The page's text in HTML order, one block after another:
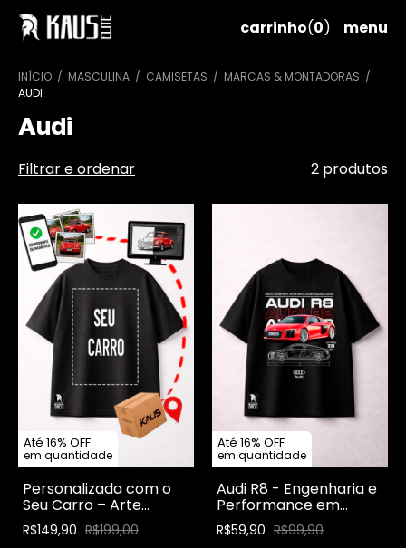
menu
carrinho(0)
INÍCIO / MASCULINA / CAMISETAS / MARCAS & MONTADORAS /
AUDI
Audi
Filtrar e ordenar 2 produtos
Até 16% OFF
em quantidade
Personalizada com o
Seu Carro – Arte
Exclusiva Kaus
R$149,90 R$199,00
Até 16% OFF
em quantidade
Audi R8 - Engenharia e
Performance em
Destaque
R$59,90 R$99,90